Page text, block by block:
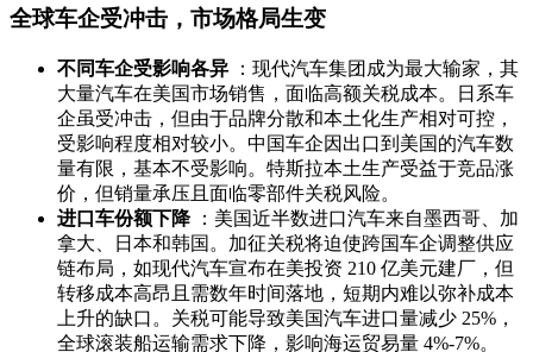
全球车企受冲击，市场格局生变
不同车企受影响各异 ：现代汽车集团成为最大输家，其
大量汽车在美国市场销售，面临高额关税成本。日系车
企虽受冲击，但由于品牌分散和本土化生产相对可控，
受影响程度相对较小。中国车企因出口到美国的汽车数
量有限，基本不受影响。特斯拉本土生产受益于竞品涨
价，但销量承压且面临零部件关税风险。
进口车份额下降：美国近半数进口汽车来自墨西哥、加
拿大、日本和韩国。加征关税将迫使跨国车企调整供应
链布局，如现代汽车宣布在美投资 210 亿美元建厂，但
转移成本高昂且需数年时间落地，短期内难以弥补成本
上升的缺口。关税可能导致美国汽车进口量减少 25%，
全球滚装船运输需求下降，影响海运贸易量 4%-7%。